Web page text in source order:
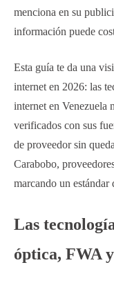
menciona en su
información puede
Esta guía te da una
internet en 2026: las
internet en Venezuela
verificados con sus
de proveedor sin
Carabobo,
marcando un
Las
óptica, FWA